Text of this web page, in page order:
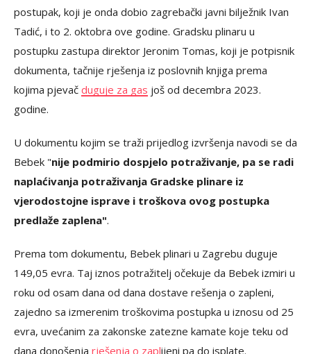
postupak, koji je onda dobio zagrebački javni bilježnik Ivan
Tadić, i to 2. oktobra ove godine. Gradsku plinaru u
postupku zastupa direktor Jeronim Tomas, koji je potpisnik
dokumenta, tačnije rješenja iz poslovnih knjiga prema
kojima pjevač duguje za gas još od decembra 2023.
godine.
U dokumentu kojim se traži prijedlog izvršenja navodi se da
Bebek "nije podmirio dospjelo potraživanje, pa se radi
naplaćivanja potraživanja Gradske plinare iz
vjerodostojne isprave i troškova ovog postupka
predlaže zaplena".
Prema tom dokumentu, Bebek plinari u Zagrebu duguje
149,05 evra. Taj iznos potražitelj očekuje da Bebek izmiri u
roku od osam dana od dana dostave rešenja o zapleni,
zajedno sa izmerenim troškovima postupka u iznosu od 25
evra, uvećanim za zakonske zatezne kamate koje teku od
dana donošenja rješenja o zaplijeni pa do isplate.